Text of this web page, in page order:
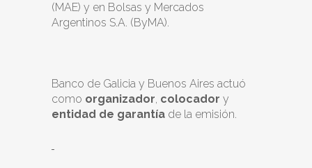
(MAE) y en Bolsas y Mercados
Argentinos S.A. (ByMA).
Banco de Galicia y Buenos Aires actuó
como organizador, colocador y
entidad de garantía de la emisión.